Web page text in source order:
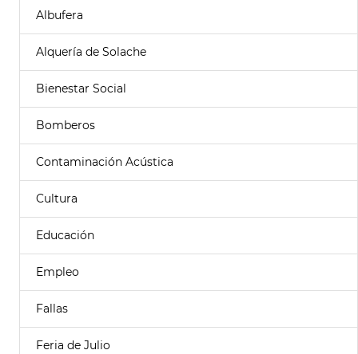
Albufera
Alquería de Solache
Bienestar Social
Bomberos
Contaminación Acústica
Cultura
Educación
Empleo
Fallas
Feria de Julio